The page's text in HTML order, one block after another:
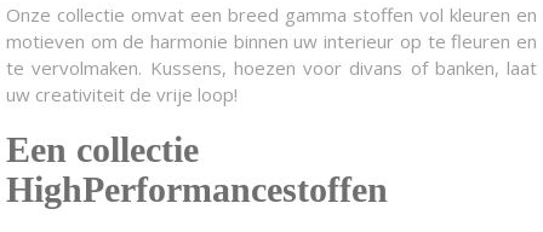
Onze collectie omvat een breed gamma stoffen vol kleuren en
motieven om de harmonie binnen uw interieur op te fleuren en
te vervolmaken. Kussens, hoezen voor divans of banken, laat
uw creativiteit de vrije loop!
Een collectie
HighPerformancestoffen